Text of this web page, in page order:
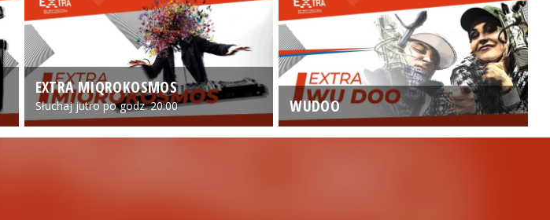
EXTRA MIQROKOSMOS
Słuchaj jutro po godz. 20:00 WUDOO